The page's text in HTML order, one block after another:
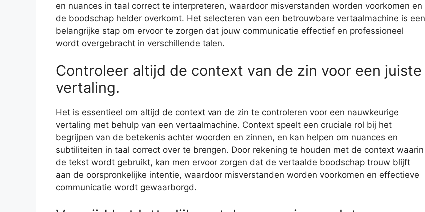
en nuances in taal correct te interpreteren, waardoor misverstanden worden voorkomen en
de boodschap helder overkomt. Het selecteren van een betrouwbare vertaalmachine is een
belangrijke stap om ervoor te zorgen dat jouw communicatie effectief en professioneel
wordt overgebracht in verschillende talen.
Controleer altijd de context van de zin voor een juiste
vertaling.
Het is essentieel om altijd de context van de zin te controleren voor een nauwkeurige
vertaling met behulp van een vertaalmachine. Context speelt een cruciale rol bij het
begrijpen van de betekenis achter woorden en zinnen, en kan helpen om nuances en
subtiliteiten in taal correct over te brengen. Door rekening te houden met de context waarin
de tekst wordt gebruikt, kan men ervoor zorgen dat de vertaalde boodschap trouw blijft
aan de oorspronkelijke intentie, waardoor misverstanden worden voorkomen en effectieve
communicatie wordt gewaarborgd.